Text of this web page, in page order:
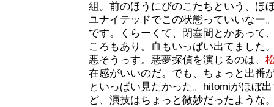
組。前のほうにぴのこたちという、ほ
ユナイテッドでこの状態っていいなー
です。くらーくて、閉塞間とかあって
ころもあり。血もいっぱい出てました
悪そうっす。悪夢探偵を演じるのは、
在感がいいのだ。でも、ちょっと出番
といっぱい見たかった。hitomiがほぼ
ど、演技はちょっと微妙だったような